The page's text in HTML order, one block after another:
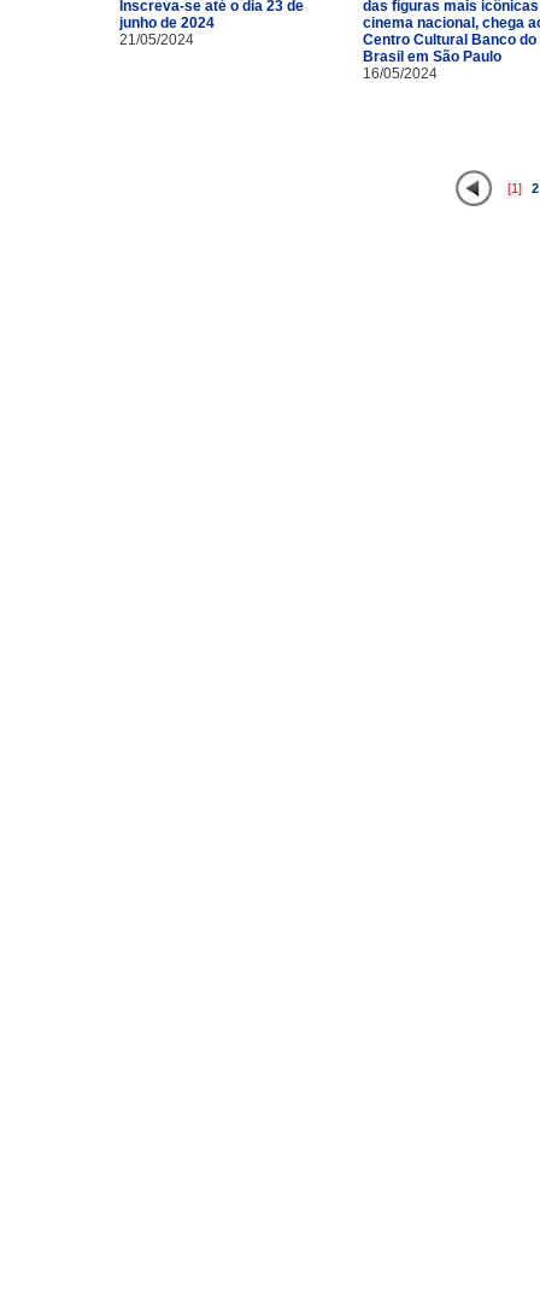
Inscreva-se até o dia 23 de
junho de 2024
21/05/2024
das figuras mais
cinema nacional, chega
Centro Cultural Banco do
Brasil em São Paulo
16/05/2024
[1] 2